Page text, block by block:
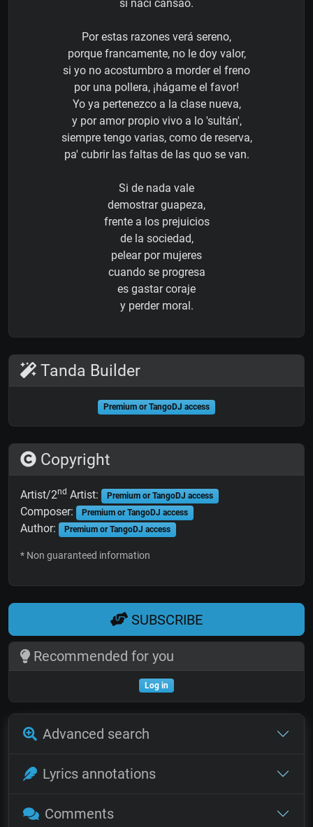
si nací cansao.
Por estas razones verá sereno,
porque francamente, no le doy valor,
si yo no acostumbro a morder el freno
por una pollera, ¡hágame el favor!
Yo ya pertenezco a la clase nueva,
y por amor propio vivo a lo 'sultán',
siempre tengo varias, como de reserva,
pa' cubrir las faltas de las quo se van.
Si de nada vale
demostrar guapeza,
frente a los prejuicios
de la sociedad,
pelear por mujeres
cuando se progresa
es gastar coraje
y perder moral.
Tanda Builder
Premium or TangoDJ access
Copyright
Artist/2nd Artist: Premium or TangoDJ access
Composer: Premium or TangoDJ access
Author: Premium or TangoDJ access
* Non guaranteed information
SUBSCRIBE
Recommended for you
Log in
Advanced search
Lyrics annotations
Comments